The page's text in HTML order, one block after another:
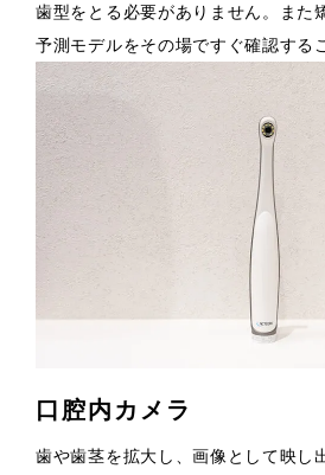
歯型をとる必要がありません。また
予測モデルをその場ですぐ確認する
口腔内カメラ
歯や歯茎を拡大し、画像として映し